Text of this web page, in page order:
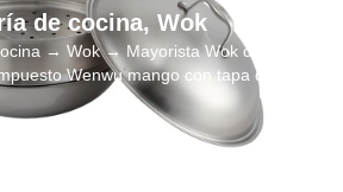
de cocina, Wok
→ Wok→ Mayorista Wok de acero
Wenwu mango con tapa de acero.